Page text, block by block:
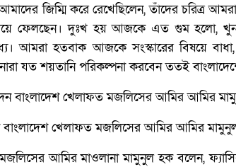
জিম্মি করে রেখেছিলেন, তাঁদের চরিত্র
ফেলছেন। দুঃখ হয় আজকে এত গুম হলো, খুন
আমরা হতবাক আজকে সংস্কারের বিষয়ে
যত শয়তানি পরিকল্পনা করবেন ততই
বাংলাদেশ খেলাফত মজলিসের আমির আমির
আমির মাওলানা মামুনুল হক বলেন,